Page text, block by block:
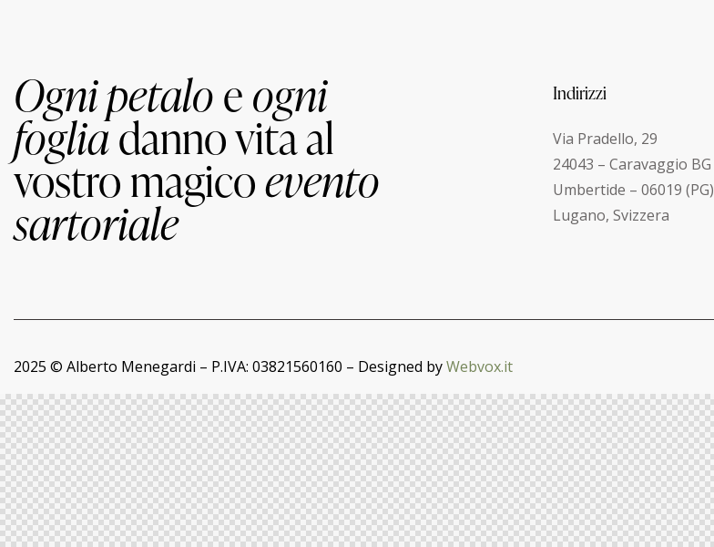
Ogni petaloeogni
fogliadanno vita al
vostro magicoevento
sartoriale
Indirizzi
Via Pradello, 29
24043 – Caravaggio BG
Umbertide – 06019 (PG)
Lugano, Svizzera
2025 © Alberto Menegardi – P.IVA: 03821560160 – Designed byWebvox.it